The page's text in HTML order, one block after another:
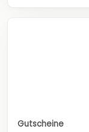
Gutscheine